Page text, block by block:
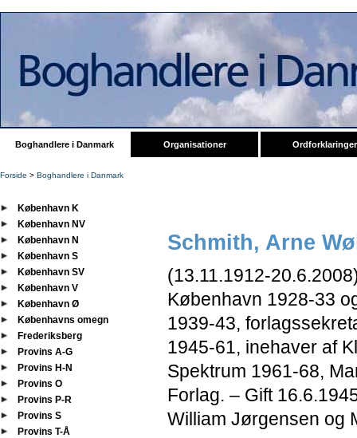
Boghandlere i Danmark Organisationer Ordforklaringer
Forside > Boghandlere i Danmark
København K
København NV
København N
København S
København SV
København V
København Ø
Københavns omegn
Frederiksberg
Provins A-G
Provins H-N
Provins O
Provins P-R
Provins S
Provins T-Å
Schmith, Arne
(13.11.1912-
København 1928-33
1939-43,
1945-61, inehaver af
Spektrum 1961-68,
Forlag. – Gift
William Jørgensen og